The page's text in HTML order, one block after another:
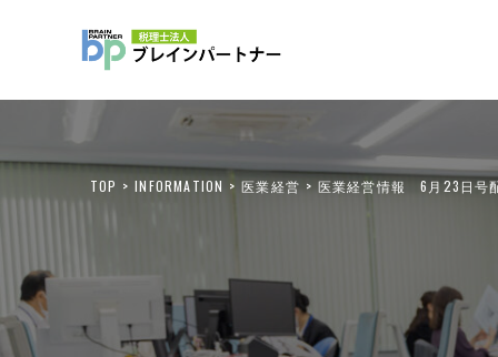
TOP INFORMATION 医業経営 医業経営情報 6月23日号